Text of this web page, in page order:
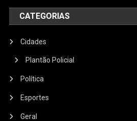
CATEGORIAS
Cidades
Plantão Policial
Política
Esportes
Geral